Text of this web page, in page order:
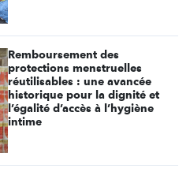
Remboursement des
protections menstruelles
réutilisables : une avancée
historique pour la dignité et
l’égalité d’accès à l’hygiène
intime